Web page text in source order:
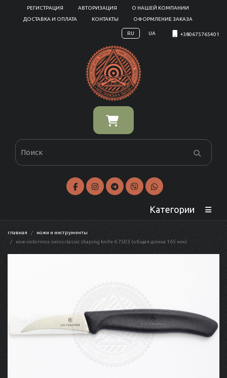
РЕГИСТРАЦИЯ АВТОРИЗАЦИЯ
О НАШЕЙ КОМПАНИИ
ДОСТАВКА И ОПЛАТА
КОНТАКТЫ ОФОРМЛЕНИЕ ЗАКАЗА
RU UA +380675765401
Категории
главная
ножи и инструменты
нож victorinox swiss classic shaping knife 6.7503 (общая длина 165 мм)